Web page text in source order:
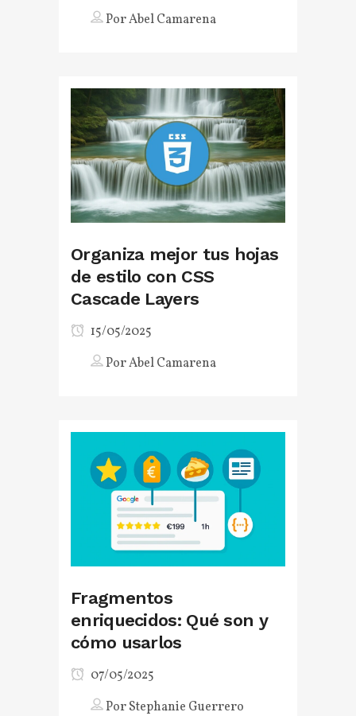
PorAbel Camarena
Organiza mejor tus hojas
de estilo con CSS
Cascade Layers
15/05/2025
PorAbel Camarena
Fragmentos
enriquecidos: Qué son y
cómo usarlos
07/05/2025
PorStephanie Guerrero